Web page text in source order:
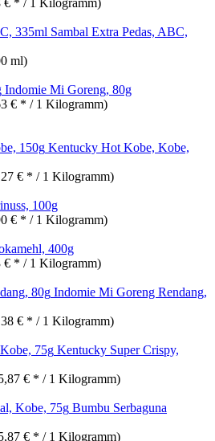
Sambal Extra Pedas, ABC,
ml)
Indomie Mi Goreng, 80g
€ * / 1 Kilogramm)
Kentucky Hot Kobe, Kobe,
€ * / 1 Kilogramm)
100g
€ * / 1 Kilogramm)
400g
€ * / 1 Kilogramm)
Indomie Mi Goreng Rendang,
€ * / 1 Kilogramm)
Kentucky Super Crispy,
€ * / 1 Kilogramm)
Bumbu Serbaguna
€ * / 1 Kilogramm)